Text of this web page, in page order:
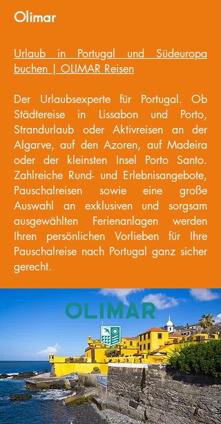
Olimar
Urlaub in Portugal und Südeuropa
buchen | OLIMAR Reisen
Der Urlaubsexperte für Portugal. Ob
Städtereise in Lissabon und Porto,
Strandurlaub oder Aktivreisen an der
Algarve, auf den Azoren, auf Madeira
oder der kleinsten Insel Porto Santo.
Zahlreiche Rund- und Erlebnisangebote,
Pauschalreisen sowie eine große
Auswahl an exklusiven und sorgsam
ausgewählten Ferienanlagen werden
Ihren persönlichen Vorlieben für Ihre
Pauschalreise nach Portugal ganz sicher
gerecht.